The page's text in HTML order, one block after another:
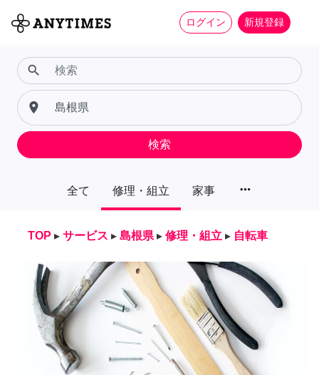
ログイン 新規登録
全て 修理・組立 家事 more_horiz
search
place
検索
TOP ▸ サービス ▸ 島根県 ▸ 修理・組立 ▸ 自転車